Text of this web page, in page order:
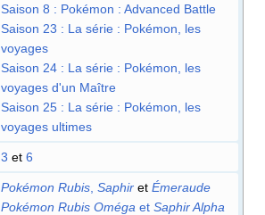
Saison 8 : Pokémon : Advanced Battle
Saison 23 : La série : Pokémon, les
voyages
Saison 24 : La série : Pokémon, les
voyages d'un Maître
Saison 25 : La série : Pokémon, les
voyages ultimes
3 et 6
Pokémon Rubis Saphir et Émeraude
Pokémon Rubis Oméga et Saphir Alpha